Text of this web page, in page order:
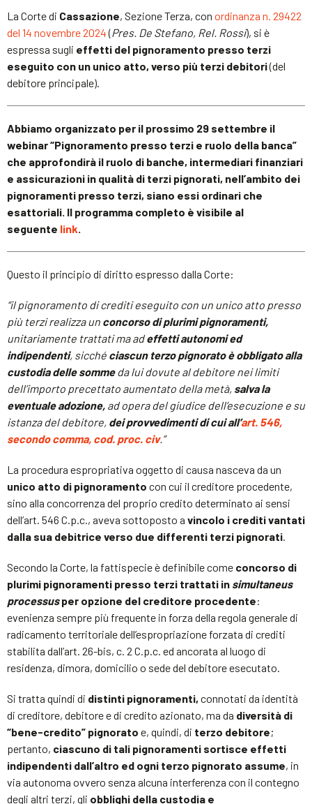
La Corte di Cassazione, Sezione Terza, con ordinanza n. 29422
del 14 novembre 2024(Pres. De Stefano, Rel. Rossi), si è
espressa sugli effetti del pignoramento presso terzi
eseguito con un unico atto, verso più terzi debitori(del
debitore principale).
Abbiamo organizzato per il prossimo 29 settembre il
webinar “Pignoramento presso terzi e ruolo della banca”
che approfondirà il ruolo di banche, intermediari finanziari
e assicurazioni in qualità di terzi pignorati, nell’ambito dei
pignoramenti presso terzi, siano essi ordinari che
esattoriali. Il programma completo è visibile al
seguente link.
Questo il principio di diritto espresso dalla Corte:
“il pignoramento di crediti eseguito con un unico atto presso
più terzi realizza un concorso di plurimi pignoramenti,
unitariamente trattati ma adeffetti autonomi ed
indipendenti, sicché ciascun terzo pignorato è obbligato alla
custodia delle sommeda lui dovute al debitore nei limiti
dell’importo precettato aumentato della metà, salva la
eventuale adozione, ad opera del giudice dell’esecuzione e su
istanza del debitore, dei provvedimenti di cui all’art. 546,
secondo comma, cod. proc. civ.”
La procedura espropriativa oggetto di causa nasceva da un
unico atto di pignoramento con cui il creditore procedente,
sino alla concorrenza del proprio credito determinato ai sensi
dell’art. 546 C.p.c., aveva sottoposto a vincolo i crediti vantati
dalla sua debitrice verso due differenti terzi pignorati.
Secondo la Corte, la fattispecie è definibile come concorso di
plurimi pignoramenti presso terzi trattati in simultaneus
processusper opzione del creditore procedente:
evenienza sempre più frequente in forza della regola generale di
radicamento territoriale dell’espropriazione forzata di crediti
stabilita dall’art. 26-bis, c. 2 C.p.c. ed ancorata al luogo di
residenza, dimora, domicilio o sede del debitore esecutato.
Si tratta quindi di distinti pignoramenti, connotati da identità
di creditore, debitore e di credito azionato, ma da diversità di
“bene-credito” pignorato e, quindi, di terzo debitore;
pertanto, ciascuno di tali pignoramenti sortisce effetti
indipendenti dall’altro ed ogni terzo pignorato assume, in
via autonoma ovvero senza alcuna interferenza con il contegno
degli altri terzi, gli obblighi della custodia e